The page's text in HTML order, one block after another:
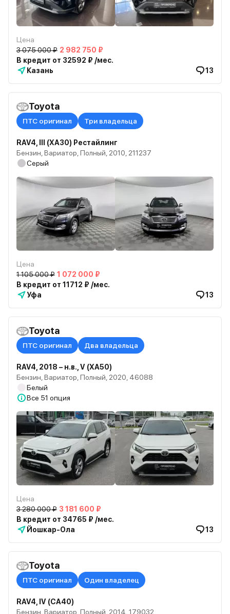
Цена
3 075 000 ₽ 2 982 750 ₽
В кредит от 32592 ₽ /мес.
Казань
13
Toyota
ПТС оригинал Три владельца
RAV4, III (XA30) Рестайлинг
Бензин, Вариатор, Полный, 2010, 211237
Серый
Цена
1 105 000 ₽ 1 072 000 ₽
В кредит от 11712 ₽ /мес.
Уфа
13
Toyota
ПТС оригинал Два владельца
RAV4, 2018 – н.в., V (XA50)
Бензин, Вариатор, Полный, 2020, 46088
Белый
Все 51 опция
Цена
3 280 000 ₽ 3 181 600 ₽
В кредит от 34765 ₽ /мес.
Йошкар-Ола
13
Toyota
ПТС оригинал Один владелец
RAV4, IV (CA40)
Бензин, Вариатор, Полный, 2014, 179032